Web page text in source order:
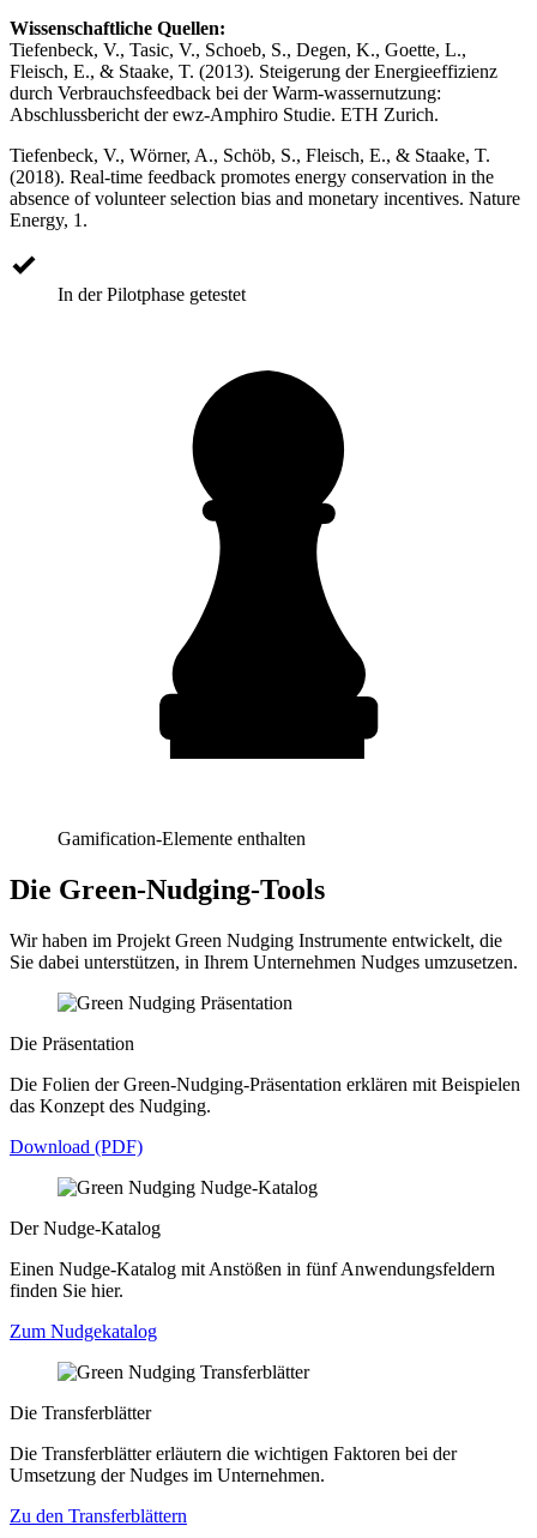
Wissenschaftliche Quellen:
Tiefenbeck, V., Tasic, V., Schoeb, S., Degen, K., Goette, L.,
Fleisch, E., & Staake, T. (2013). Steigerung der Energieeffizienz
durch Verbrauchsfeedback bei der Warm-wassernutzung:
Abschlussbericht der ewz-Amphiro Studie. ETH Zurich.
Tiefenbeck, V., Wörner, A., Schöb, S., Fleisch, E., & Staake, T.
(2018). Real-time feedback promotes energy conservation in the
absence of volunteer selection bias and monetary incentives. Nature
Energy, 1.
In der Pilotphase getestet
Gamification-Elemente enthalten
Die Green-Nudging-Tools
Wir haben im Projekt Green Nudging Instrumente entwickelt, die
Sie dabei unterstützen, in Ihrem Unternehmen Nudges umzusetzen.
Die Präsentation
Die Folien der Green-Nudging-Präsentation erklären mit Beispielen
das Konzept des Nudging.
Download (PDF)
Der Nudge-Katalog
Einen Nudge-Katalog mit Anstößen in fünf Anwendungsfeldern
finden Sie hier.
Zum Nudgekatalog
Die Transferblätter
Die Transferblätter erläutern die wichtigen Faktoren bei der
Umsetzung der Nudges im Unternehmen.
Zu den Transferblättern